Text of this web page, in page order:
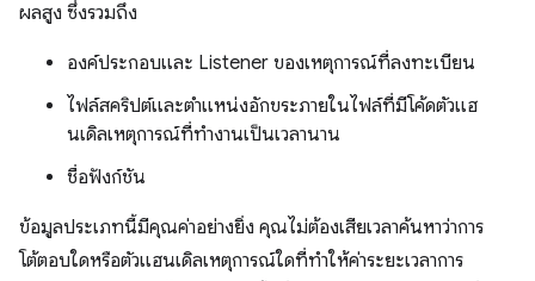
ผลสูง ซึ่งรวมถึง
องค์ประกอบและ Listener ของเหตุการณ์ที่ลงทะเบียน
ไฟล์สคริปต์และตำแหน่งอักขระภายในไฟล์ที่มีโค้ดตัวแฮ
นเดิลเหตุการณ์ที่ทำงานเป็นเวลานาน
ชื่อฟังก์ชัน
ข้อมูลประเภทนี้มีคุณค่าอย่างยิ่ง คุณไม่ต้องเสียเวลาค้นหาว่าการ
โต้ตอบใดหรือตัวแฮนเดิลเหตุการณ์ใดที่ทำให้ค่าระยะเวลาการ